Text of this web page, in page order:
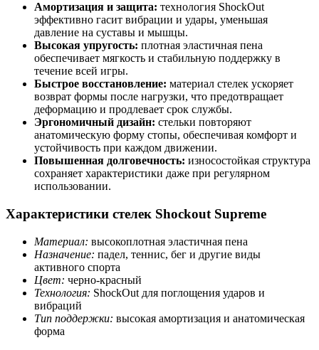
Амортизация и защита: технология ShockOut
эффективно гасит вибрации и удары, уменьшая
давление на суставы и мышцы.
Высокая упругость: плотная эластичная пена
обеспечивает мягкость и стабильную поддержку в
течение всей игры.
Быстрое восстановление: материал стелек ускоряет
возврат формы после нагрузки, что предотвращает
деформацию и продлевает срок службы.
Эргономичный дизайн: стельки повторяют
анатомическую форму стопы, обеспечивая комфорт и
устойчивость при каждом движении.
Повышенная долговечность: износостойкая структура
сохраняет характеристики даже при регулярном
использовании.
Характеристики стелек Shockout Supreme
Материал: высокоплотная эластичная пена
Назначение: падел, теннис, бег и другие виды
активного спорта
Цвет: черно-красный
Технология: ShockOut для поглощения ударов и
вибраций
Тип поддержки: высокая амортизация и анатомическая
форма